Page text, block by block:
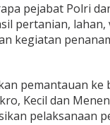
pejabat Polri
pertanian, lahan,
kegiatan
pemantauan ke
Kecil dan
pelaksanaan